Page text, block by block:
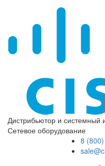
Дистрибьютор и системный
Сетевое оборудование
8